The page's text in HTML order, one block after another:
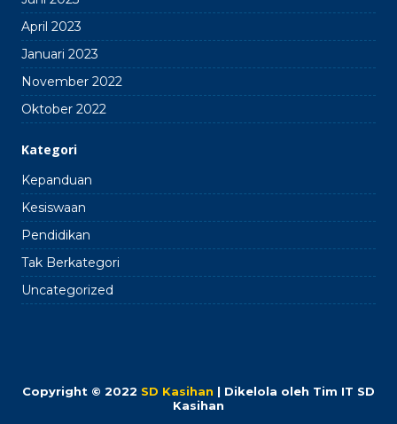
April 2023
Januari 2023
November 2022
Oktober 2022
Kategori
Kepanduan
Kesiswaan
Pendidikan
Tak Berkategori
Uncategorized
Copyright © 2022 SD Kasihan | Dikelola oleh Tim IT SD
Kasihan